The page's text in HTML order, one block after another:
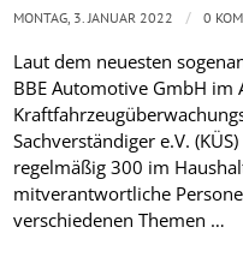
Laut dem neuesten
BBE Automotive GmbH im
Sachverständiger e.V.
regelmäßig 300 im
mitverantwortliche
verschiedenen Themen …
MONTAG, 3. JANUAR 2022 / 0